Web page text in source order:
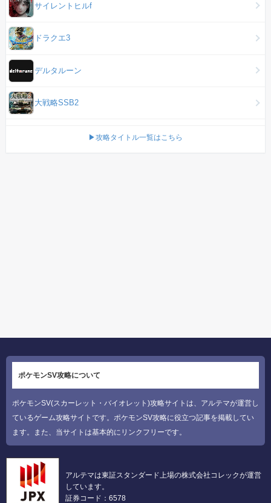
サイレントヒルf
ドラクエ3
デルタルーン
大戦略SSB2
▶攻略タイトル一覧はこちら
ポケモンSV攻略について
ポケモンSV(スカーレット・バイオレット)攻略サイトは、アルテマが運営し
ているゲーム攻略サイトです。ポケモンSV攻略に役立つ記事を掲載してい
ます。また、当サイトは基本的にリンクフリーです。
アルテマは東証スタンダード上場の株式会社コレックが運営
しています。
証券コード：6578